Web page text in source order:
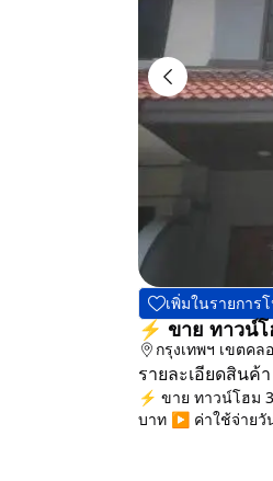
เพิ่มในรายการ
⚡ ขาย ทาวน์
กรุงเทพฯ เขตคล
รายละเอียดสินค้า
⚡ ขาย ทาวน์โฮม
บาท ▶️ ค่าใช้จ่ายวั